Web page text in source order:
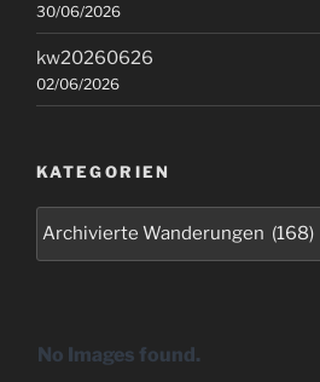
30/06/2026
kw20260626
02/06/2026
KATEGORIEN
No Images found.